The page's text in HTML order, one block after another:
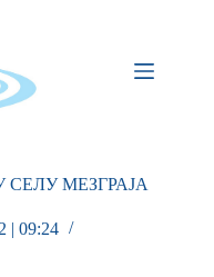
МЕЗГРАЈА
| 09:24